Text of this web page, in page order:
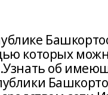
которых
об